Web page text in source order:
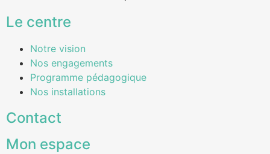
Le centre
Notre vision
Nos engagements
Programme pédagogique
Nos installations
Contact
Mon espace